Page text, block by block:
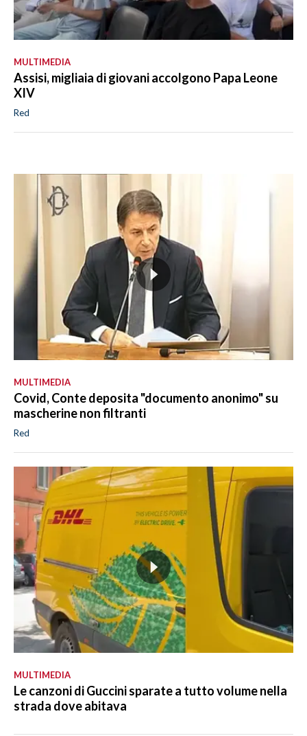
MULTIMEDIA
Assisi, migliaia di giovani accolgono Papa Leone
XIV
Red
MULTIMEDIA
Covid, Conte deposita "documento anonimo" su
mascherine non filtranti
Red
MULTIMEDIA
Le canzoni di Guccini sparate a tutto volume nella
strada dove abitava